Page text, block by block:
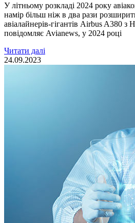
У літньому розкладі 2024 року
намір більш ніж в два рази
авіалайнерів-гігантів Airbus A380
повідомляє Avianews, у 2024 році
Читати далі
24.09.2023